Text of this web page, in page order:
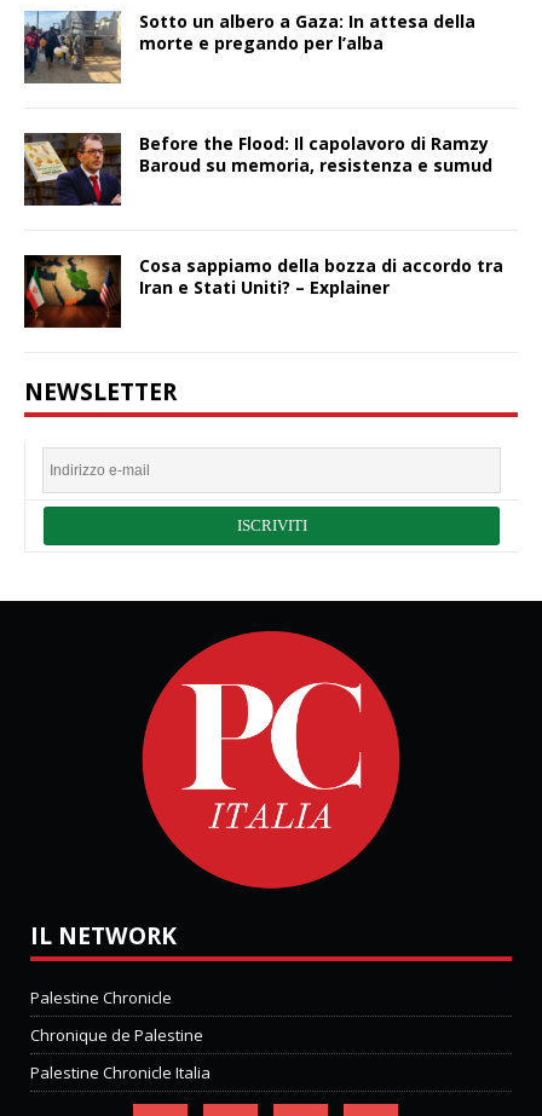
Sotto un albero a Gaza: In attesa della
morte e pregando per l’alba
Before the Flood: Il capolavoro di Ramzy
Baroud su memoria, resistenza e sumud
Cosa sappiamo della bozza di accordo tra
Iran e Stati Uniti? – Explainer
NEWSLETTER
IL NETWORK
Palestine Chronicle
Chronique de Palestine
Palestine Chronicle Italia